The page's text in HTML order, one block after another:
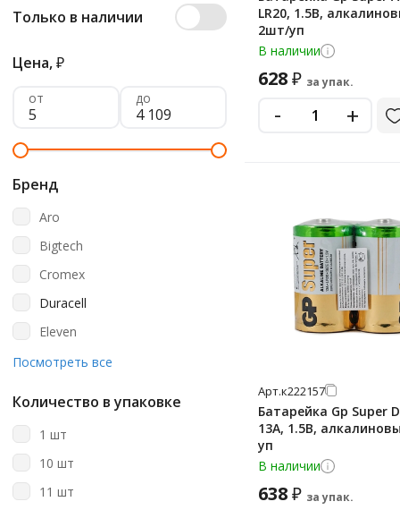
Только в наличии
Цена,₽
от до
Бренд
Aro
Bigtech
Cromex
Duracell
Eleven
Energizer
Посмотреть все
Количество в упаковке
1 шт
10 шт
11 шт
LR20, 1.5В,
2шт/уп
В наличии
628₽ за упак.
- +
Арт.к222157
Батарейка Gp Super
13A, 1.5В,
уп
В наличии
638₽ за упак.